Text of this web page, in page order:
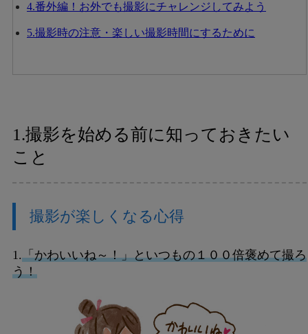
4.番外編！お外でも撮影にチャレンジしてみよう
5.撮影時の注意・楽しい撮影時間にするために
1.撮影を始める前に知っておきたい
こと
撮影が楽しくなる心得
1.「かわいいね～！」といつもの１００倍褒めて撮ろ
う！